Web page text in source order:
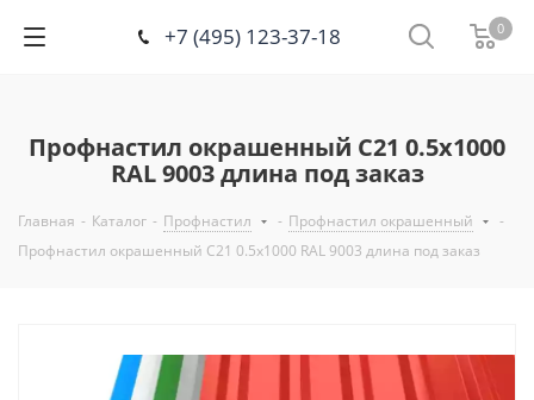
+7 (495) 123-37-18 0
Профнастил окрашенный С21 0.5х1000
RAL 9003 длина под заказ
Главная - Каталог - Профнастил - Профнастил окрашенный
-
Профнастил окрашенный С21 0.5х1000 RAL 9003 длина под заказ